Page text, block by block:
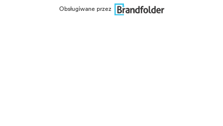
Obsługiwane przez